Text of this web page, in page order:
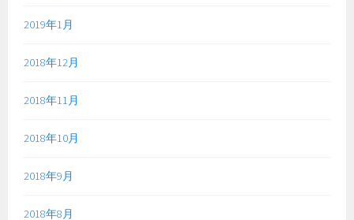
2019年1月
2018年12月
2018年11月
2018年10月
2018年9月
2018年8月